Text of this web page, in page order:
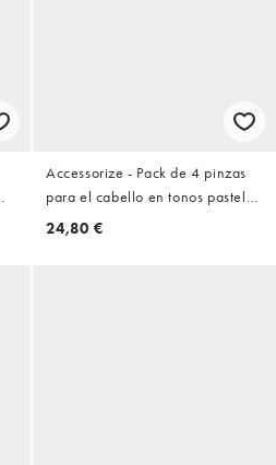
Accessorize - Pack de 4 pinzas
para el cabello en tonos pastel
cuadradas de estilo vintage
24,80 €